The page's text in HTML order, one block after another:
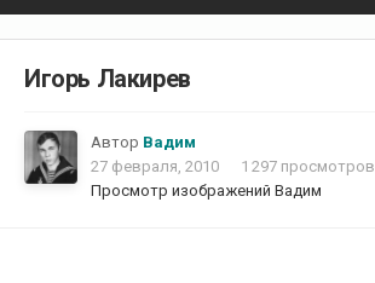
Игорь Лакирев
Автор Вадим
27 февраля, 2010
1 297 просмотров
Просмотр изображений Вадим